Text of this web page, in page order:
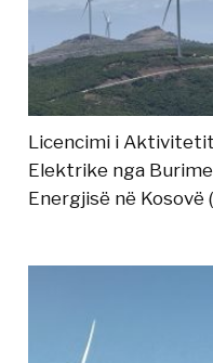
Licencimi i
Elektrike nga
Energjisë në Kosovë